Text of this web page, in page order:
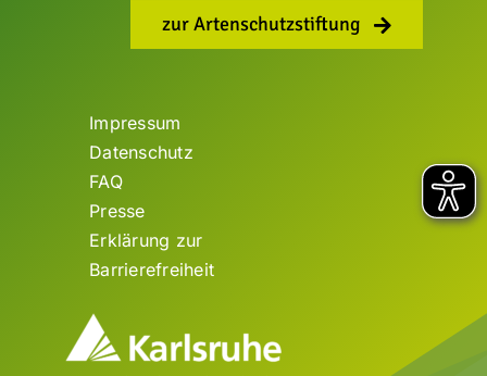
zur Artenschutzstiftung
Impressum
Datenschutz
FAQ
Presse
Erklärung zur
Barrierefreiheit